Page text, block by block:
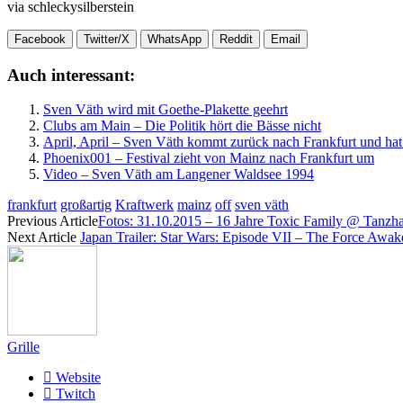
via schleckysilberstein
Facebook Twitter/X WhatsApp Reddit Email
Auch interessant:
Sven Väth wird mit Goethe-Plakette geehrt
Clubs am Main – Die Politik hört die Bässe nicht
April, April – Sven Väth kommt zurück nach Frankfurt und
Phoenix001 – Festival zieht von Mainz nach Frankfurt um
Video – Sven Väth am Langener Waldsee 1994
frankfurt großartig Kraftwerk mainz off sven väth
Previous ArticleFotos: 31.10.2015 – 16 Jahre Toxic Family @
Next Article Japan Trailer: Star Wars: Episode VII – The Force
Grille
Website
Twitch